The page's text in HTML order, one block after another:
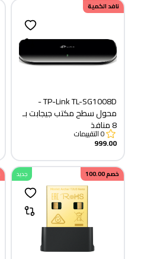
نافد الكمية
TP-Link TL-SG1008D -
محول سطح مكتب جيجابت بـ
8 منافذ
0التقييمات
999.00
جديد خصم100.00